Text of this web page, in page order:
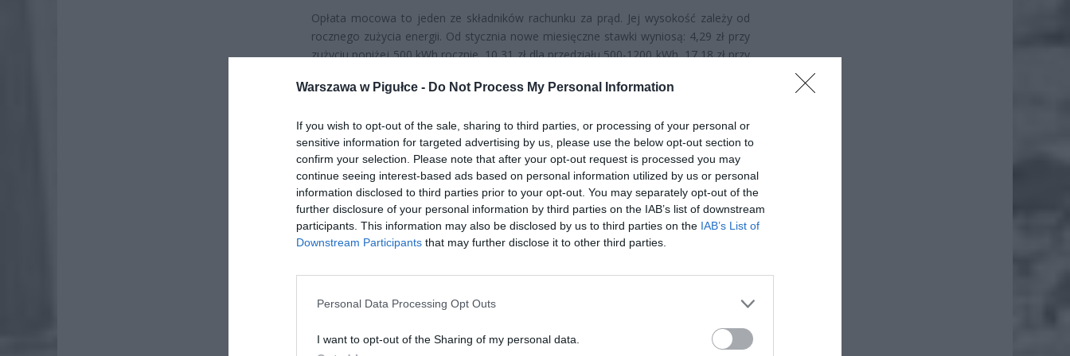
Warszawa w Pigułce - Do Not Process My Personal Information
If you wish to opt-out of the sale, sharing to third parties, or processing of your personal or
sensitive information for targeted advertising by us, please use the below opt-out section to
confirm your selection. Please note that after your opt-out request is processed you may
continue seeing interest-based ads based on personal information utilized by us or personal
information disclosed to third parties prior to your opt-out. You may separately opt-out of the
further disclosure of your personal information by third parties on the IAB’s list of downstream
participants. This information may also be disclosed by us to third parties on the IAB’s List of
Downstream Participants that may further disclose it to other third parties.
Personal Data Processing Opt Outs
I want to opt-out of the Sharing of my personal data.
Opłata mocowa to jeden ze składników rachunku za prąd. Jej wysokość zależy od
rocznego zużycia energii. Od stycznia nowe miesięczne stawki wyniosą: 4,29 zł przy
zużyciu poniżej 500 kWh rocznie, 10,31 zł dla przedziału 500-1200 kWh, 17,18 zł przy
ad
Dotychczas te kwoty wynosiły odpowiednio: 2,86 zł, 6,86 zł, 11,44 zł i 16,01 zł. Dla